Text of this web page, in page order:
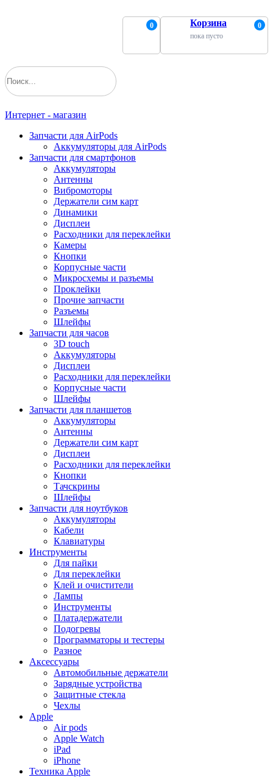
0 0
Корзина
пока пусто
Интернет - магазин
Запчасти для AirPods
Аккумуляторы для AirPods
Запчасти для смартфонов
Аккумуляторы
Антенны
Вибромоторы
Держатели сим карт
Динамики
Дисплеи
Расходники для переклейки
Камеры
Кнопки
Корпусные части
Микросхемы и разъемы
Проклейки
Прочие запчасти
Разъемы
Шлейфы
Запчасти для часов
3D touch
Аккумуляторы
Дисплеи
Расходники для переклейки
Корпусные части
Шлейфы
Запчасти для планшетов
Аккумуляторы
Антенны
Держатели сим карт
Дисплеи
Расходники для переклейки
Кнопки
Тачскрины
Шлейфы
Запчасти для ноутбуков
Аккумуляторы
Кабели
Клавиатуры
Инструменты
Для пайки
Для переклейки
Клей и очистители
Лампы
Инструменты
Платадержатели
Подогревы
Программаторы и тестеры
Разное
Аксессуары
Автомобильные держатели
Зарядные устройства
Защитные стекла
Чехлы
Apple
Air pods
Apple Watch
iPad
iPhone
Техника Apple